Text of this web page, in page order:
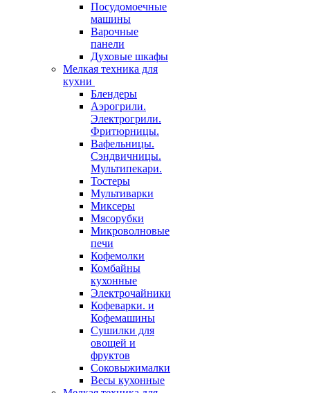
Посудомоечные
машины
Варочные
панели
Духовые шкафы
Мелкая техника для
кухни
Блендеры
Аэрогрили.
Электрогрили.
Фритюрницы.
Вафельницы.
Сэндвичницы.
Мультипекари.
Тостеры
Мультиварки
Миксеры
Мясорубки
Микроволновые
печи
Кофемолки
Комбайны
кухонные
Электрочайники
Кофеварки. и
Кофемашины
Сушилки для
овощей и
фруктов
Соковыжималки
Весы кухонные